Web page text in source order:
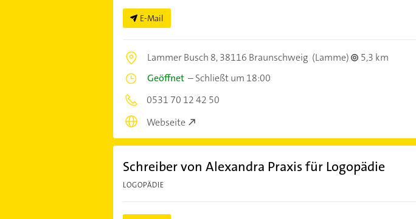
E-Mail
Lammer Busch 8,38116 Braunschweig (Lamme)
5,3 km
Geöffnet–Schließt um 18:00
0531 70 12 42 50
Webseite
Schreiber von Alexandra Praxis für Logopädie
LOGOPÄDIE